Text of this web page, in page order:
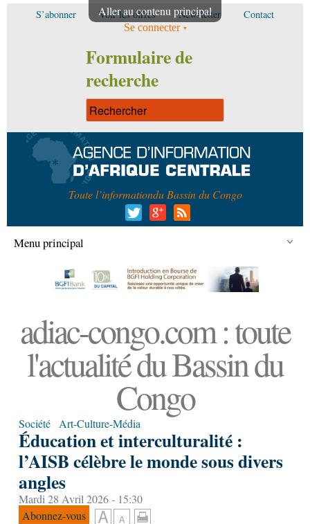
Aller au contenu principal
S’abonner Voir les offres Newsletter Contact
Se connecter
Formulaire de
recherche
Toute l’informationdu Bassin du Congo
Menu principal
adiac-congo.com : toute
l'actualité du Bassin du
Congo
Société Art-Culture-Média
Éducation et interculturalité :
l’AISB célèbre le monde sous divers
angles
Mardi 28 Avril 2026 - 15:30
Abonnez-vous